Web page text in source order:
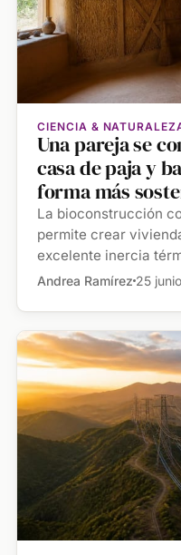
CIENCIA &
Una pareja se
casa de paja y
forma más
hijos: "Lo más
cueva, con una
estable a lo
La bioconstrucción
permite crear
excelente inercia
climatización […]
Andrea Ramírez 25